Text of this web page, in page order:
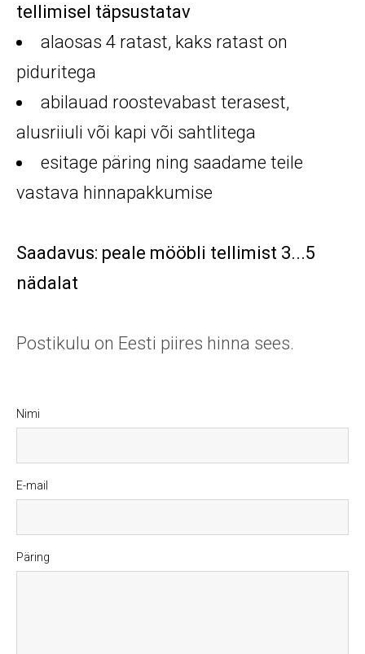
tellimisel täpsustatav
alaosas 4 ratast, kaks ratast on
piduritega
abilauad roostevabast terasest,
alusriiuli või kapi või sahtlitega
esitage päring ning saadame teile
vastava hinnapakkumise
Saadavus: peale mööbli tellimist 3...5
nädalat
Postikulu on Eesti piires hinna sees.
Nimi
E-mail
Päring